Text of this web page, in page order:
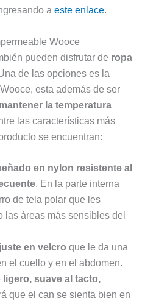
a este enlace.
Wooce
pueden disfrutar de ropa
de las opciones es la
esta además de ser
la temperatura
las características más
se encuentran:
en nylon resistente al
. En la parte interna
de tela polar que les
las áreas más sensibles del
en velcro que le da una
el cuello y en el abdomen.
suave al tacto,
que el can se sienta bien en